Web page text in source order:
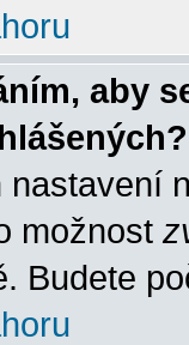
aby
nastavení
možnost
Budete